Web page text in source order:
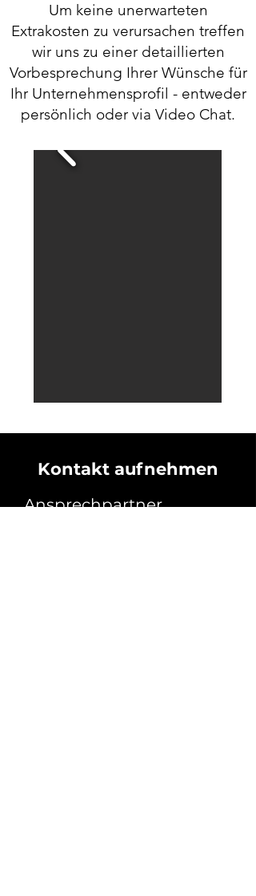
Um keine unerwarteten
Extrakosten zu verursachen treffen
wir uns zu einer detaillierten
Vorbesprechung Ihrer Wünsche für
Ihr Unternehmensprofil - entweder
persönlich oder via Video Chat.
Kontakt aufnehmen
Ansprechpartner